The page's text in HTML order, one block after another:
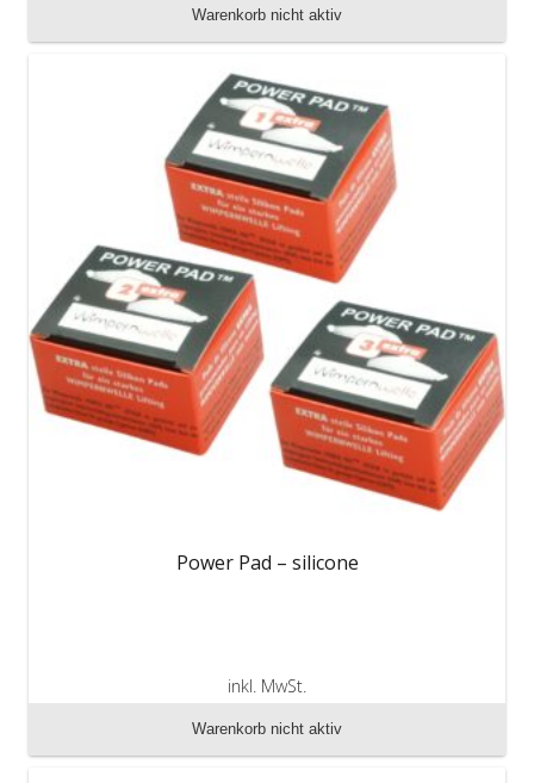
zzgl. Versandkosten
Warenkorb nicht aktiv
Power Pad – silicone
inkl. MwSt.
zzgl. Versandkosten
Warenkorb nicht aktiv